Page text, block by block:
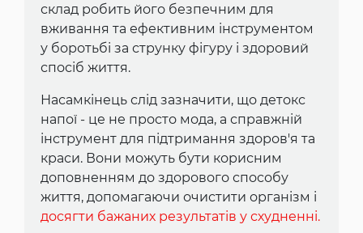
склад робить його безпечним для
вживання та ефективним інструментом
у боротьбі за струнку фігуру і здоровий
спосіб життя.
Насамкінець слід зазначити, що детокс
напої - це не просто мода, а справжній
інструмент для підтримання здоров'я та
краси. Вони можуть бути корисним
доповненням до здорового способу
життя, допомагаючи очистити організм і
досягти бажаних результатів у схудненні.